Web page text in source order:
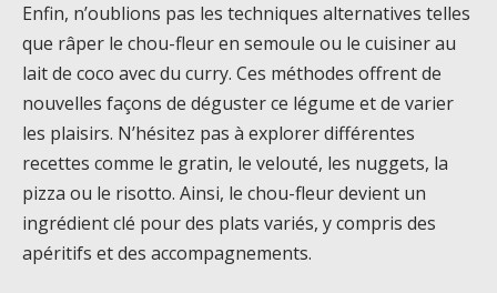
Enfin, n’oublions pas les techniques alternatives telles
que râper le chou-fleur en semoule ou le cuisiner au
lait de coco avec du curry. Ces méthodes offrent de
nouvelles façons de déguster ce légume et de varier
les plaisirs. N’hésitez pas à explorer différentes
recettes comme le gratin, le velouté, les nuggets, la
pizza ou le risotto. Ainsi, le chou-fleur devient un
ingrédient clé pour des plats variés, y compris des
apéritifs et des accompagnements.